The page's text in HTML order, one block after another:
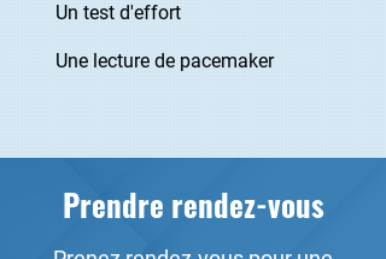
Un test d'effort
Une lecture de pacemaker
Prendre rendez-vous